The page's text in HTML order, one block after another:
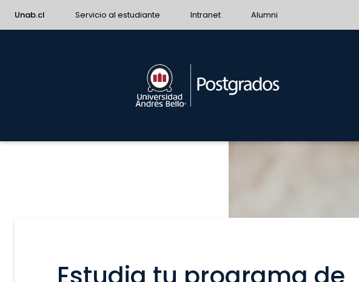
Unab.cl Servicio al estudiante Intranet Alumni